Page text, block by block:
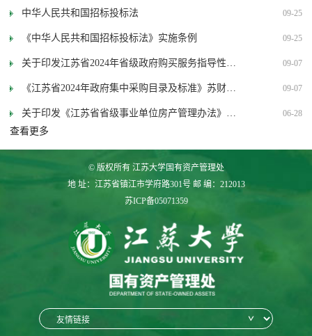
中华人民共和国招标投标法 09-25
《中华人民共和国招标投标法》实施条例 09-25
关于印发江苏省2024年省级政府购买服务指导性目
录的通知
09-07
《江苏省2024年政府集中采购目录及标准》苏财购
〔2023〕94号
09-07
关于印发《江苏省省级事业单位房产管理办法》的
通知(苏财资〔2023〕59号)
06-28
查看更多
© 版权所有 江苏大学国有资产管理处
地 址：江苏省镇江市学府路301号 邮 编：212013
苏ICP备05071359